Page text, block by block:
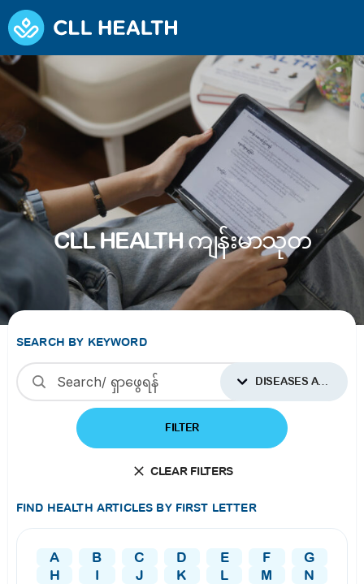
CLL HEALTH ကျန်းမာသုတ
SEARCH BY KEYWORD
DISEASES AND CONDITIONS
FILTER
CLEAR FILTERS
FIND HEALTH ARTICLES BY FIRST LETTER
A B C D E F
G
H
I J K L M
N